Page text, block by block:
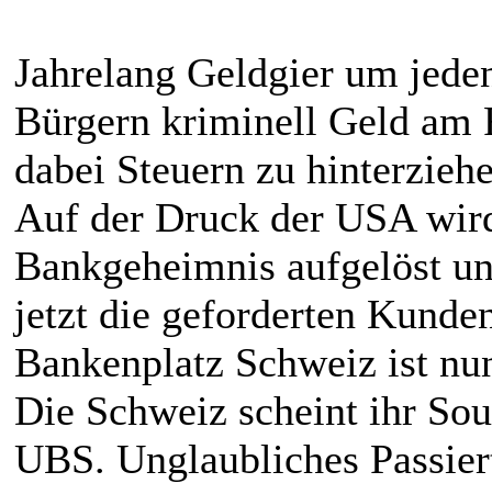
Jahrelang Geldgier um
Bürgern kriminell Geld am
dabei Steuern zu
Auf der Druck der USA
Bankgeheimnis aufgelöst
jetzt die geforderten
Bankenplatz Schweiz ist
Die Schweiz scheint ihr
UBS. Unglaubliches